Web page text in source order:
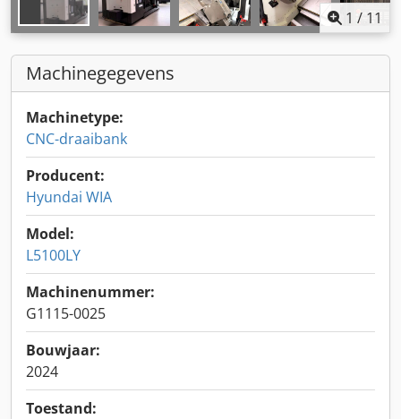
1 / 11
Machinegegevens
Machinetype:
CNC-draaibank
Producent:
Hyundai WIA
Model:
L5100LY
Machinenummer:
G1115-0025
Bouwjaar:
2024
Toestand: